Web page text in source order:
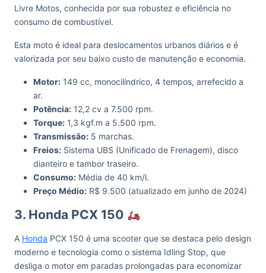
Livre Motos, conhecida por sua robustez e eficiência no
consumo de combustível.
Esta moto é ideal para deslocamentos urbanos diários e é
valorizada por seu baixo custo de manutenção e economia.
Motor: 149 cc, monocilíndrico, 4 tempos, arrefecido a
ar.
Potência: 12,2 cv a 7.500 rpm.
Torque: 1,3 kgf.m a 5.500 rpm.
Transmissão: 5 marchas.
Freios: Sistema UBS (Unificado de Frenagem), disco
dianteiro e tambor traseiro.
Consumo: Média de 40 km/l.
Preço Médio: R$ 9.500 (atualizado em junho de 2024)
3. Honda PCX 150
A Honda PCX 150 é uma scooter que se destaca pelo design
moderno e tecnologia como o sistema Idling Stop, que
desliga o motor em paradas prolongadas para economizar